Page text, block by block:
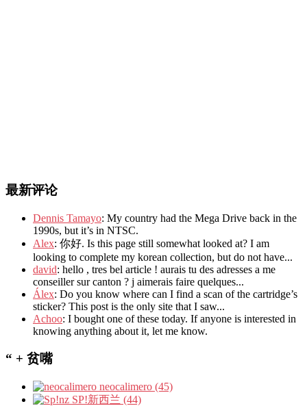
最新评论
Dennis Tamayo: My country had the Mega Drive back in the
1990s, but it’s in NTSC.
Alex: 你好. Is this page still somewhat looked at? I am
looking to complete my korean collection, but do not have...
david: hello , tres bel article ! aurais tu des adresses a me
conseiller sur canton ? j aimerais faire quelques...
Álex: Do you know where can I find a scan of the cartridge’s
sticker? This post is the only site that I saw...
Achoo: I bought one of these today. If anyone is interested in
knowing anything about it, let me know.
“ + 贫嘴
neocalimero (45)
SP!新西兰 (44)